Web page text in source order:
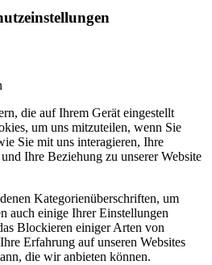
die auf Ihrem Gerät eingestellt
um uns mitzuteilen, wenn Sie
Sie mit uns interagieren, Ihre
Ihre Beziehung zu unserer Website
Kategorienüberschriften, um
auch einige Ihrer Einstellungen
Blockieren einiger Arten von
Erfahrung auf unseren Websites
die wir anbieten können.